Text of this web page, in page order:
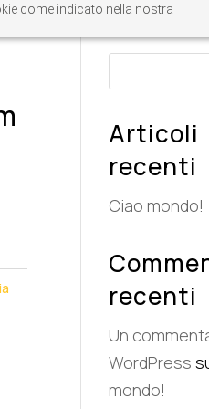
come indicato nella nostra
Articoli
recenti
Ciao mondo!
recenti
Un
WordPress
mondo!